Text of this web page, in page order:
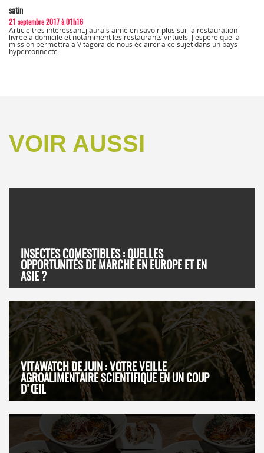
satin
21 septembre 2017 à 01h16
Article très intéressant.j aurais aimé en savoir plus sur la restauration
livree a domicile et notamment les restaurants virtuels. J espère que la
mission permettra a Vitagora de nous éclairer a ce sujet dans un pays
hyperconnecte
VOIR AUSSI
INSECTES COMESTIBLES : QUELLES
OPPORTUNITÉS DE MARCHÉ EN EUROPE ET EN
ASIE ?
VITAWATCH DE JUIN : VOTRE VEILLE
AGROALIMENTAIRE SCIENTIFIQUE EN UN COUP
D'ŒIL